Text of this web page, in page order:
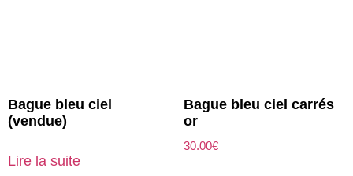
Bague bleu ciel
(vendue)
Lire la suite
Bague bleu ciel carrés
or
30.00€